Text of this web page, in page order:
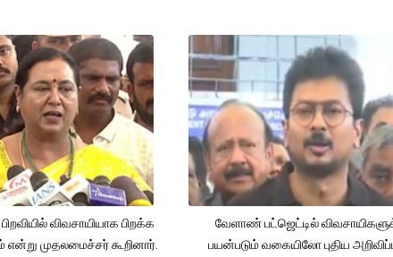
விவசாயியாக பிறக்க
முதலமைச்சர் கூறினார்.
வேளாண் பட்ஜெட்டில்
பயன்படும் வகையிலோ புதிய